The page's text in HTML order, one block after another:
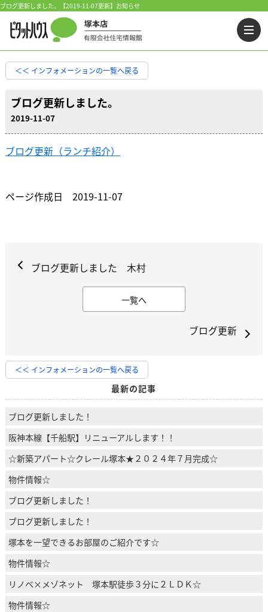
ブログ更新しました。【2019-11-07更新】お知らせ
＜＜ インフォメーションの一覧へ戻る
ブログ更新しました。
2019-11-07
ブログ更新（ランチ紹介）
ページ作成日 2019-11-07
ブログ更新しました 木村
一覧へ
ブログ更新
＜＜ インフォメーションの一覧へ戻る
最新の記事
ブログ更新しました！
阪神本線【千船駅】リニューアルします！！
☆新築アパート☆クレール塚本★２０２４年７月完成☆
物件情報☆
ブログ更新しました！
ブログ更新しました！
塚本を一望できるお部屋のご紹介です☆
物件情報☆
リノベ×メゾネット 塚本駅徒歩３分に２ＬＤＫ☆
物件情報☆